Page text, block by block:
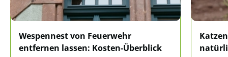
Wespennest von Feuerwehr
entfernen lassen: Kosten-Überblick